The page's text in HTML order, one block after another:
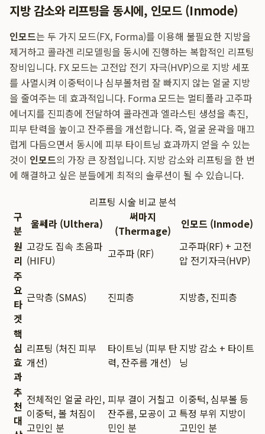
지방 감소와 리프팅을 동시에, 인모드 (Inmode)
인모드는 두 가지 모드(FX, Forma)를 이용해 불필요한 지방을
제거하고 콜라겐 리모델링을 동시에 진행하는 복합적인 리프팅
장비입니다. FX 모드는 고전압 전기 자극(HVP)으로 지방 세포
를 사멸시켜 이중턱이나 심부볼처럼 잘 빠지지 않는 얼굴 지방
을 줄여주는 데 효과적입니다. Forma 모드는 멀티폴라 고주파
에너지를 진피층에 전달하여 콜라겐과 엘라스틴 생성을 촉진,
피부 탄력을 높이고 잔주름을 개선합니다. 즉, 얼굴 윤곽을 매끄
럽게 다듬으면서 동시에 피부 타이트닝 효과까지 얻을 수 있는
것이 인모드의 가장 큰 장점입니다. 지방 감소와 리프팅을 한 번
에 해결하고 싶은 분들에게 최적의 솔루션이 될 수 있습니다.
리프팅 시술 비교 분석
구
분
울쎄라 (Ulthera)
써마지
(Thermage)
인모드 (Inmode)
원
리
고강도 집속 초음파
(HIFU)
고주파 (RF)
고주파(RF) + 고전
압 전기자극(HVP)
주
요
타
겟
근막층 (SMAS) 진피층 지방층, 진피층
핵
심
효
과
리프팅 (처진 피부
개선)
타이트닝 (피부 탄
력, 잔주름 개선)
지방 감소 + 타이트
닝
추
천
대
전체적인 얼굴 라인,
이중턱, 볼 처짐이
고민인 분
피부 결이 거칠고
잔주름, 모공이 고
민인 분
이중턱, 심부볼 등
특정 부위 지방이
고민인 분